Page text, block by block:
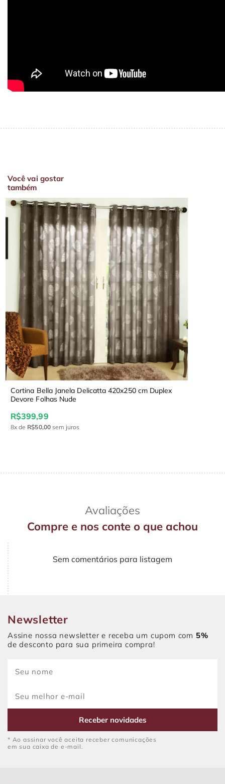
Você vai gostar
também
Cortina Bella Janela Delicatta 420x250 cm Duplex
Devore Folhas Nude
R$399,99
8x de R$50,00sem juros
Avaliações
Compre e nos conte o que achou
Sem comentários para listagem
Newsletter
Assine nossa newsletter e receba um cupom com 5%
de desconto para sua primeira compra!
Receber novidades
* Ao assinar você aceita receber comunicações
em sua caixa de e-mail.